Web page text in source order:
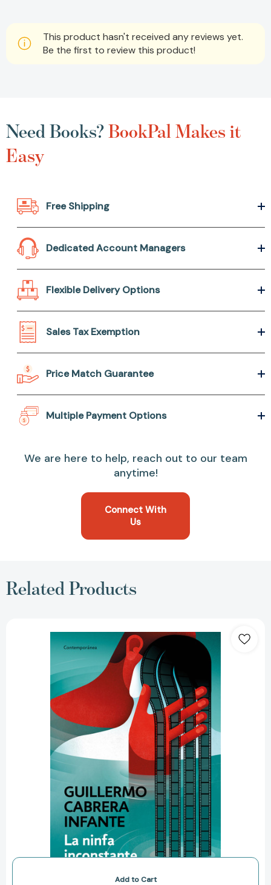
This product hasn't received any reviews yet.
Be the first to review this product!
Need Books?BookPal Makes it
Easy
Free Shipping
Dedicated Account Managers
Flexible Delivery Options
Sales Tax Exemption
Price Match Guarantee
Multiple Payment Options
We are here to help, reach out to our team
anytime!
Connect With
Us
Related Products
ninfa
inconstante
/
The
Inconsistent
Nymph
[9788466352871]
Add to Cart